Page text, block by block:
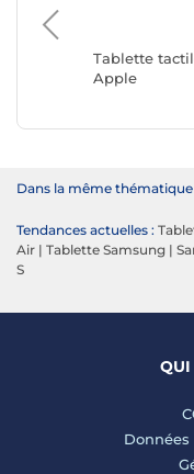
Tablette
Apple
Dans la même thématique
Tendances actuelles :
Air | Tablette Samsung |
S
QUI